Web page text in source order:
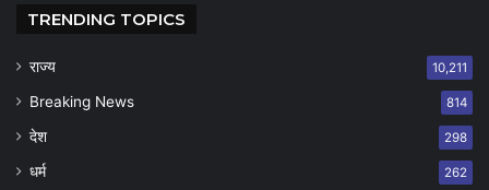
TRENDING TOPICS
राज्य 10,211
Breaking News 814
देश 298
धर्म 262